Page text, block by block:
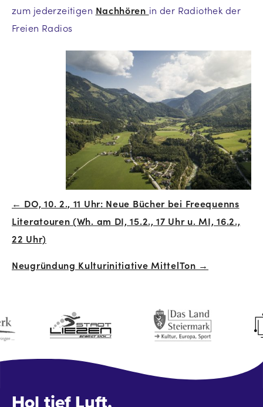
zum jederzeitigen Nachhören in der Radiothek der
Freien Radios
Beitrags-
Navigation
← DO, 10. 2., 11 Uhr: Neue Bücher bei Freequenns
Literatouren (Wh. am DI, 15.2., 17 Uhr u. MI, 16.2.,
22 Uhr)
Neugründung Kulturinitiative MittelTon →